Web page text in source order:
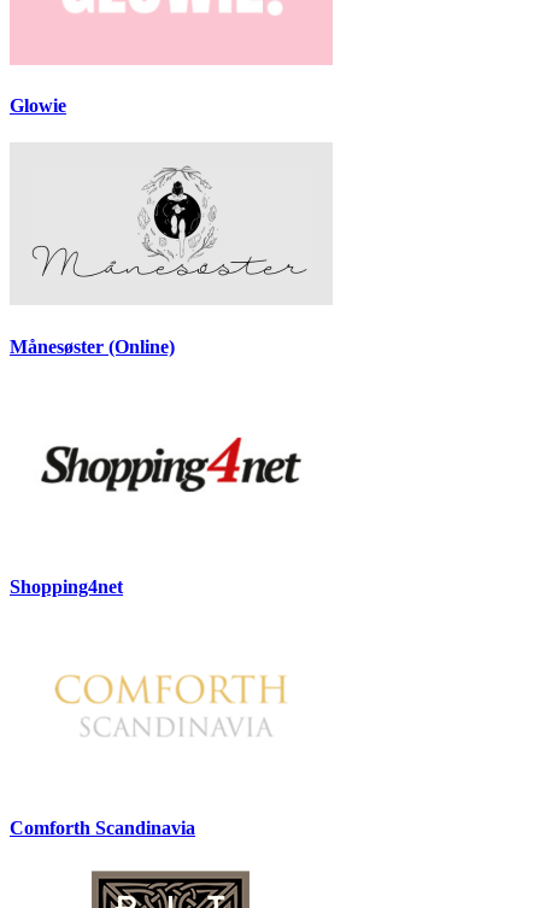
Glowie
Månesøster (Online)
Shopping4net
Comforth Scandinavia